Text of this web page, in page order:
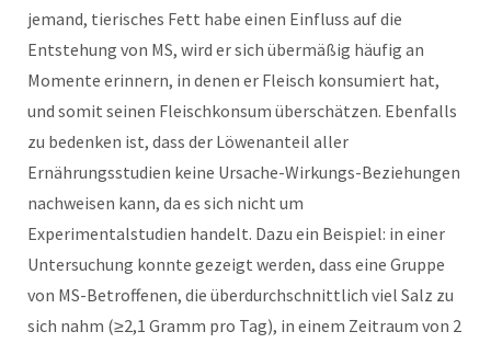
jemand, tierisches Fett habe einen Einfluss auf die
Entstehung von MS, wird er sich übermäßig häufig an
Momente erinnern, in denen er Fleisch konsumiert hat,
und somit seinen Fleischkonsum überschätzen. Ebenfalls
zu bedenken ist, dass der Löwenanteil aller
Ernährungsstudien keine Ursache-Wirkungs-Beziehungen
nachweisen kann, da es sich nicht um
Experimentalstudien handelt. Dazu ein Beispiel: in einer
Untersuchung konnte gezeigt werden, dass eine Gruppe
von MS-Betroffenen, die überdurchschnittlich viel Salz zu
sich nahm (≥2,1 Gramm pro Tag), in einem Zeitraum von 2